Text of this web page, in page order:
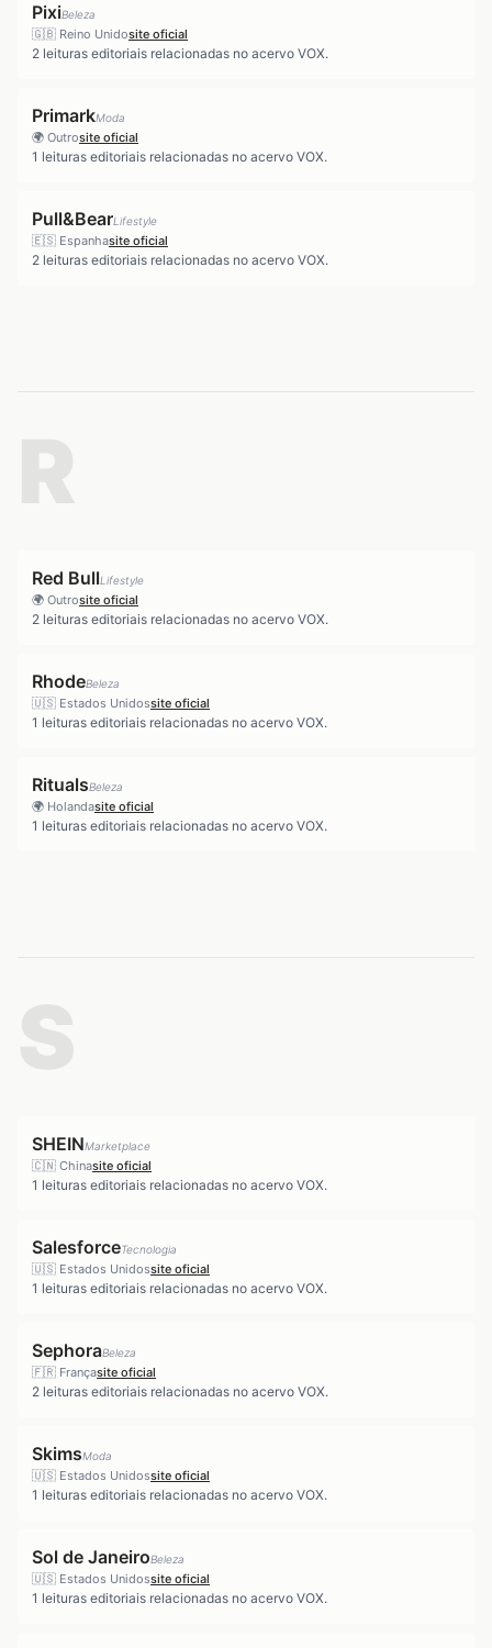
PixiBeleza
🇬🇧 Reino Unidosite oficial
2 leituras editoriais relacionadas no acervo VOX.
PrimarkModa
🌍 Outrosite oficial
1 leituras editoriais relacionadas no acervo VOX.
Pull&BearLifestyle
🇪🇸 Espanhasite oficial
2 leituras editoriais relacionadas no acervo VOX.
Red BullLifestyle
🌍 Outrosite oficial
2 leituras editoriais relacionadas no acervo VOX.
RhodeBeleza
🇺🇸 Estados Unidossite oficial
1 leituras editoriais relacionadas no acervo VOX.
RitualsBeleza
🌍 Holandasite oficial
1 leituras editoriais relacionadas no acervo VOX.
SHEINMarketplace
🇨🇳 Chinasite oficial
1 leituras editoriais relacionadas no acervo VOX.
SalesforceTecnologia
🇺🇸 Estados Unidossite oficial
1 leituras editoriais relacionadas no acervo VOX.
SephoraBeleza
🇫🇷 Françasite oficial
2 leituras editoriais relacionadas no acervo VOX.
SkimsModa
🇺🇸 Estados Unidossite oficial
1 leituras editoriais relacionadas no acervo VOX.
Sol de JaneiroBeleza
🇺🇸 Estados Unidossite oficial
1 leituras editoriais relacionadas no acervo VOX.